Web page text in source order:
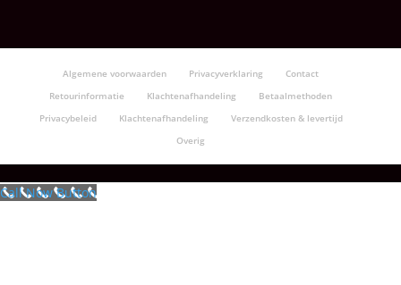
Algemene voorwaarden Privacyverklaring
Contact
Retourinformatie
Klachtenafhandeling
Betaalmethoden
Privacybeleid
Klachtenafhandeling
Verzendkosten & levertijd
Overig
Call Now Button